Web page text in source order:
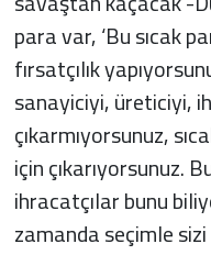
para var, ‘Bu sıcak
fırsatçılık
sanayiciyi, üreticiyi,
çıkarmıyorsunuz,
için çıkarıyorsunuz.
ihracatçılar bunu
zamanda seçimle